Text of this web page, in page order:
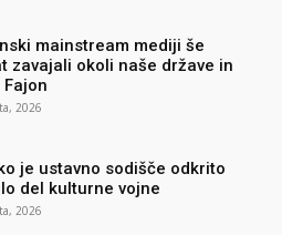
mainstream mediji še
zavajali okoli naše države in
Fajon
2026
je ustavno sodišče odkrito
del kulturne vojne
2026